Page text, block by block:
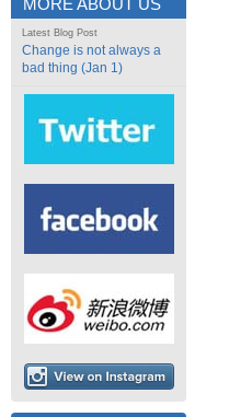
MORE ABOUT US
Latest Blog Post
Change is not always a
bad thing (Jan 1)